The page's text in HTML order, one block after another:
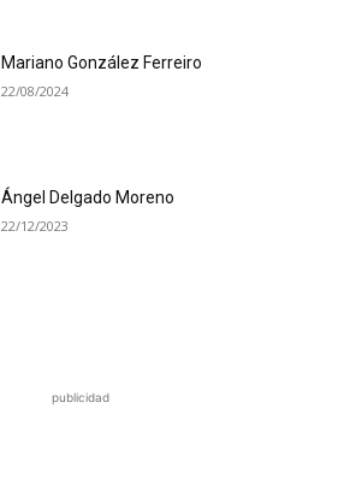
Mariano González Ferreiro
22/08/2024
Ángel Delgado Moreno
22/12/2023
publicidad